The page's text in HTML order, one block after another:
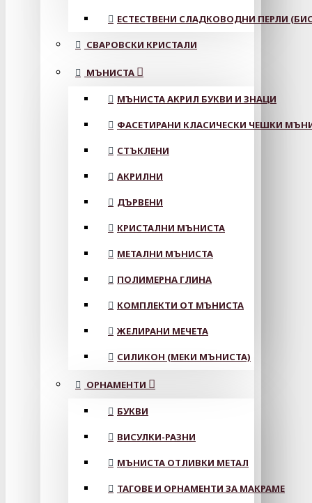
ЕСТЕСТВЕНИ СЛАДКОВОДНИ ПЕРЛИ
СВАРОВСКИ КРИСТАЛИ
МЪНИСТА
МЪНИСТА АКРИЛ БУКВИ И ЗНАЦИ
ФАСЕТИРАНИ КЛАСИЧЕСКИ ЧЕШКИ
СТЪКЛЕНИ
АКРИЛНИ
ДЪРВЕНИ
КРИСТАЛНИ МЪНИСТА
МЕТАЛНИ МЪНИСТА
ПОЛИМЕРНА ГЛИНА
КОМПЛЕКТИ ОТ МЪНИСТА
ЖЕЛИРАНИ МЕЧЕТА
СИЛИКОН (МЕКИ МЪНИСТА)
ОРНАМЕНТИ
БУКВИ
ВИСУЛКИ-РАЗНИ
МЪНИСТА ОТЛИВКИ МЕТАЛ
ТАГОВЕ И ОРНАМЕНТИ ЗА МАКРАМЕ